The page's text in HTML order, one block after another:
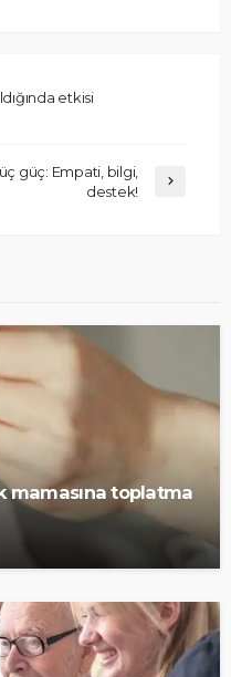
etkisi
güç: Empati, bilgi,
destek!
mamasına toplatma